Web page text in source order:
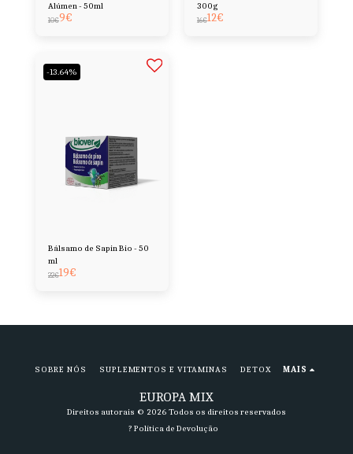
Alúmen - 50ml
10€9€
300g
16€12€
-13.64%
Bálsamo de Sapin Bio - 50
ml
22€19€
EUROPA MIX
Direitos autorais © 2026 Todos os direitos reservados
? Política de Devolução
SOBRE NÓS SUPLEMENTOS E VITAMINAS DETOX MAIS